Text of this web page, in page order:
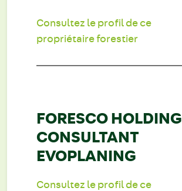
Consultez le profil de ce
propriétaire forestier
FORESCO HOLDING
CONSULTANT
EVOPLANING
Consultez le profil de ce